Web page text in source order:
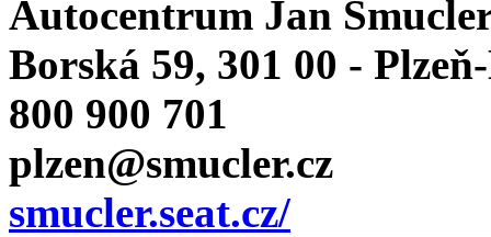
Autocentrum Jan
Borská 59, 301 00 -
800 900 701
plzen@smucler.cz
smucler.seat.cz/